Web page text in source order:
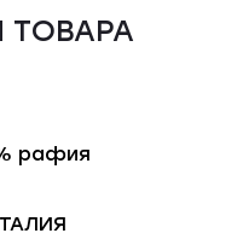
ТОВАРА
рафия